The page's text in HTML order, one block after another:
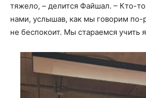
тяжело, – делится Файшал. – Кто-
нами, услышав, как мы говорим по-
не беспокоит. Мы стараемся учить